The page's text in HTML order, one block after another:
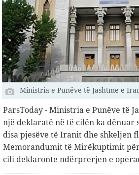
Ministria e Punëve të Jashtme e
ParsToday - Ministria e Punëve të
​​një deklaratë në të cilën ka dënuar
disa pjesëve të Iranit dhe shkeljen
Memorandumit të Mirëkuptimit
cili deklaronte ndërprerjen e